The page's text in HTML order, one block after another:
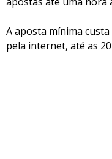
A aposta mínima
pela internet, até as